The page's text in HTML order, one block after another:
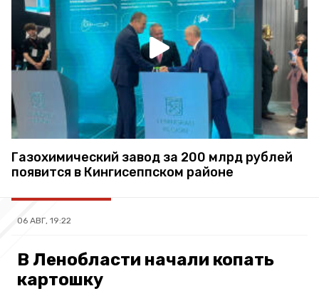
Газохимический завод за 200 млрд рублей
появится в Кингисеппском районе
06 АВГ, 19:22
В Ленобласти начали копать
картошку